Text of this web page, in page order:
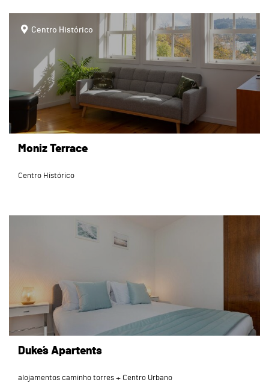
Centro Histórico
Moniz Terrace
Centro Histórico
Duke´s Apartents
alojamentos caminho torres Centro Urbano